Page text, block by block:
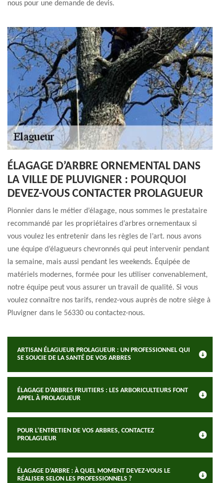
nous pour une demande de devis.
ÉLAGAGE D’ARBRE ORNEMENTAL DANS
LA VILLE DE PLUVIGNER : POURQUOI
DEVEZ-VOUS CONTACTER PROLAGUEUR
Pionnier dans le métier d’élagage, nous sommes le prestataire
recommandé par les propriétaires d’arbres ornementaux si
vous voulez les entretenir dans les règles de l’art. nous avons
une équipe d’élagueurs chevronnés qui peut intervenir pendant
la semaine, mais aussi pendant les weekends. Équipée de
matériels modernes, formée pour les utiliser convenablement,
notre équipe peut vous assurer un travail de qualité. Si vous
voulez connaître nos tarifs, rendez-vous auprès de notre siège à
Pluvigner dans le 56330 ou contactez-nous.
ARTISAN ÉLAGUEUR PROLAGUEUR : UN PROFESSIONNEL QUI
SE SOUCIE DE LA SANTÉ DE VOS ARBRES
ÉLAGAGE D’ARBRES FRUITIERS : LES ARBORICULTEURS FONT
APPEL À PROLAGUEUR
POUR L’ENTRETIEN DE VOS ARBRES, CONTACTEZ
PROLAGUEUR
ÉLAGAGE D’ARBRE : À QUEL MOMENT DEVEZ-VOUS LE
RÉALISER SELON LES PROFESSIONNELS ?